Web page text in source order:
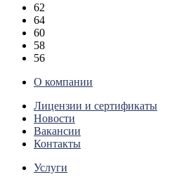
62
64
60
58
56
О компании
Лицензии и сертификаты
Новости
Вакансии
Контакты
Услуги